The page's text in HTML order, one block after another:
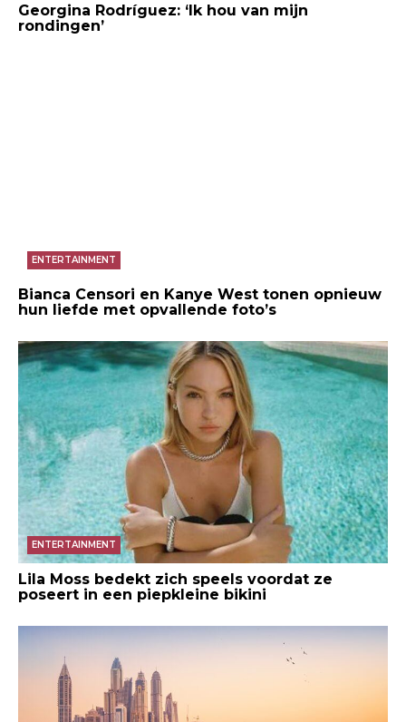
Georgina Rodríguez: ‘Ik hou van mijn
rondingen’
ENTERTAINMENT
Bianca Censori en Kanye West tonen opnieuw
hun liefde met opvallende foto’s
ENTERTAINMENT
Lila Moss bedekt zich speels voordat ze
poseert in een piepkleine bikini